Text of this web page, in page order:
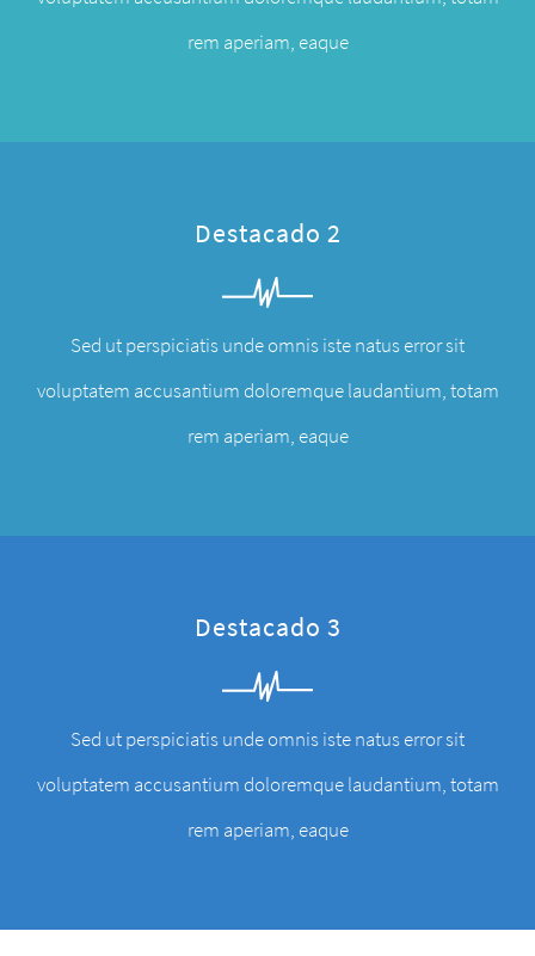
rem aperiam, eaque
Destacado 2
Sed ut perspiciatis unde omnis iste natus error sit
voluptatem accusantium doloremque laudantium, totam
rem aperiam, eaque
Destacado 3
Sed ut perspiciatis unde omnis iste natus error sit
voluptatem accusantium doloremque laudantium, totam
rem aperiam, eaque